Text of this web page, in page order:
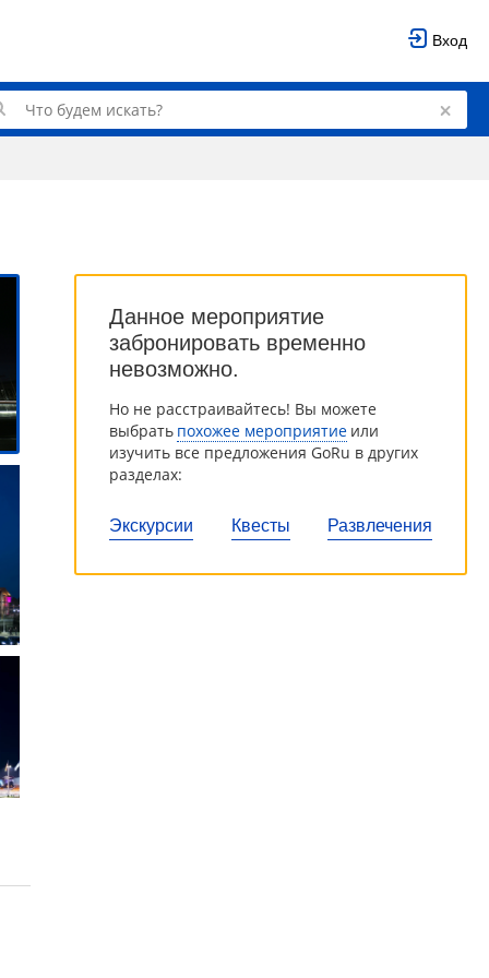
Вход
Данное мероприятие
забронировать временно
невозможно.
Но не расстраивайтесь! Вы можете
выбрать похожее мероприятие или
изучить все предложения GoRu в других
разделах:
Экскурсии Квесты Развлечения